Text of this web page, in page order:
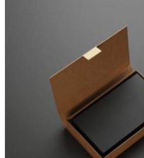
WITH SLIDER
Motion Photography